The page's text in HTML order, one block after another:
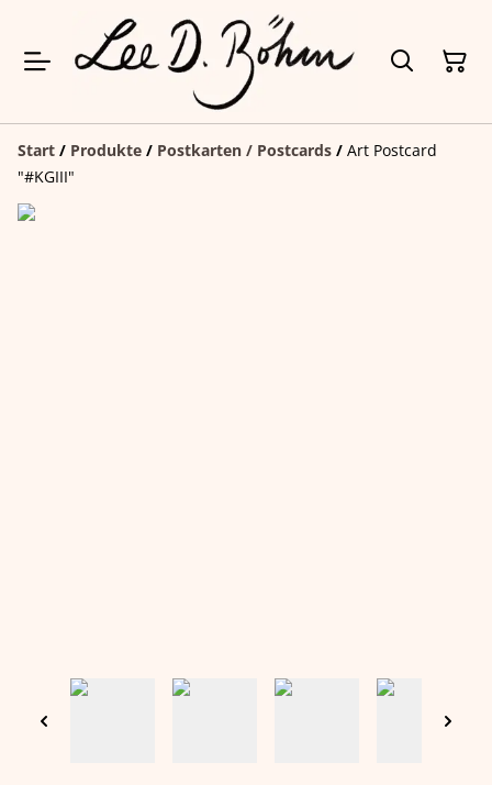
Start / Produkte / Postkarten / Postcards / Art Postcard
"#KGIII"